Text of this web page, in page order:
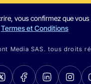
vous confirmez que
Termes et Conditions
Media SAS. tous droits